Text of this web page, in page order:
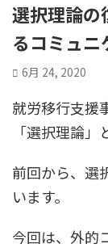
選択理論
るコミュ
6月 24, 2020
就労移行支援
「選択理論」
前回から、選
います。
今回は、外的